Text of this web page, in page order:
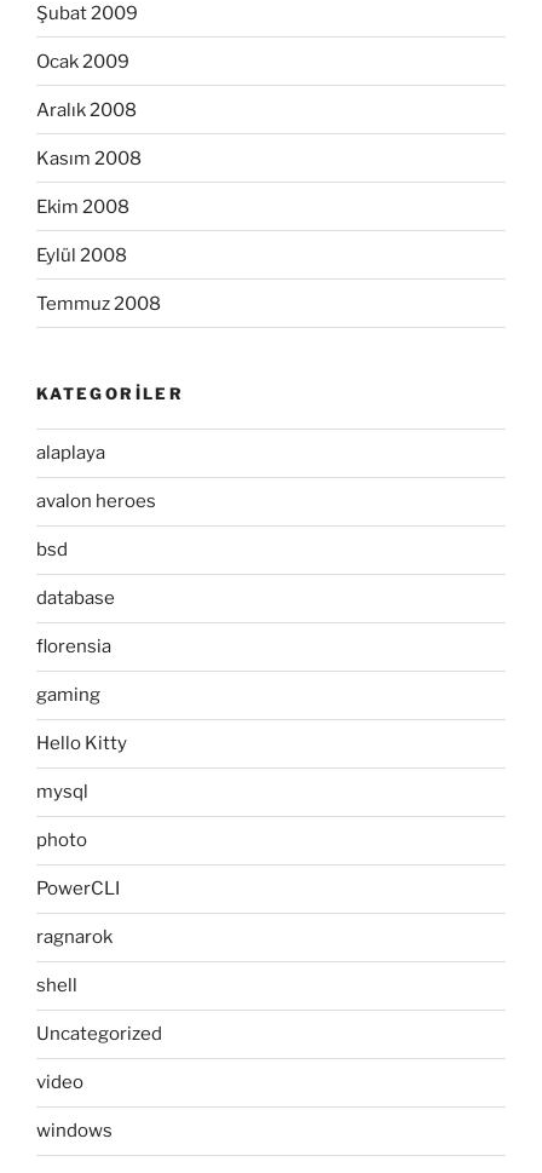
Şubat 2009
Ocak 2009
Aralık 2008
Kasım 2008
Ekim 2008
Eylül 2008
Temmuz 2008
KATEGORILER
alaplaya
avalon heroes
bsd
database
florensia
gaming
Hello Kitty
mysql
photo
PowerCLI
ragnarok
shell
Uncategorized
video
windows